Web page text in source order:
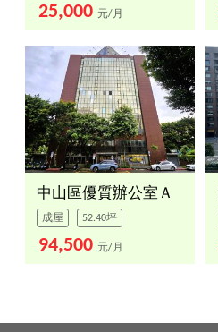
25,000 元/月
中山區優質辦公室Ａ
成屋 52.40坪
94,500 元/月